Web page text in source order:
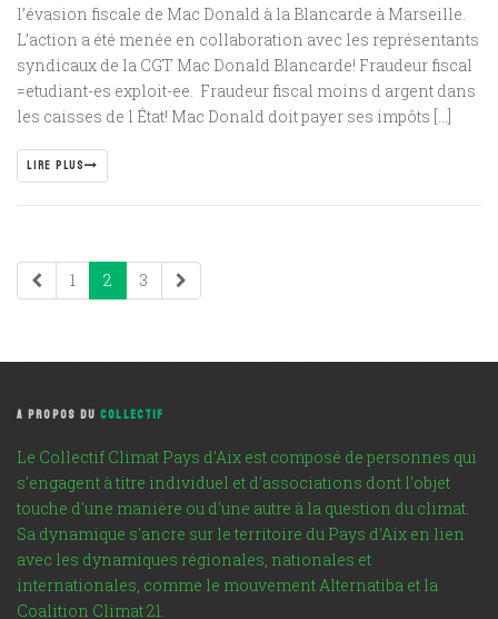
l’évasion fiscale de Mac Donald à la Blancarde à Marseille.
L’action a été menée en collaboration avec les représentants
syndicaux de la CGT Mac Donald Blancarde! Fraudeur fiscal
=etudiant-es exploit-ee. Fraudeur fiscal moins d argent dans
les caisses de l État! Mac Donald doit payer ses impôts […]
LIRE PLUS
1 2 3
A PROPOS DUCOLLECTIF
Le Collectif Climat Pays d'Aix est composé de personnes qui
s'engagent à titre individuel et d'associations dont l'objet
touche d'une manière ou d'une autre à la question du climat.
Sa dynamique s'ancre sur le territoire du Pays d'Aix en lien
avec les dynamiques régionales, nationales et
internationales, comme le mouvement Alternatiba et la
Coalition Climat 21.